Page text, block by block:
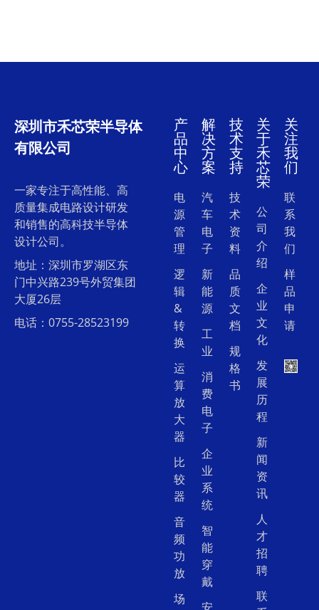
深圳市禾芯荣半导体
有限公司
一家专注于高性能、高
质量集成电路设计研发
和销售的高科技半导体
设计公司。
地址：深圳市罗湖区东
门中兴路239号外贸集团
大厦26层
电话：0755-28523199
产
品
中
心
电
源
管
理
逻
辑
&
转
换
运
算
放
大
器
比
较
器
音
频
功
放
场
解
决
方
案
汽
车
电
子
新
能
源
工
业
消
费
电
子
企
业
系
统
智
能
穿
戴
技
术
支
持
技
术
资
料
品
质
文
档
规
格
书
关
于
禾
芯
荣
公
司
介
绍
企
业
文
化
发
展
历
程
新
闻
资
讯
人
才
招
聘
联
关
注
我
们
联
系
我
们
样
品
申
请